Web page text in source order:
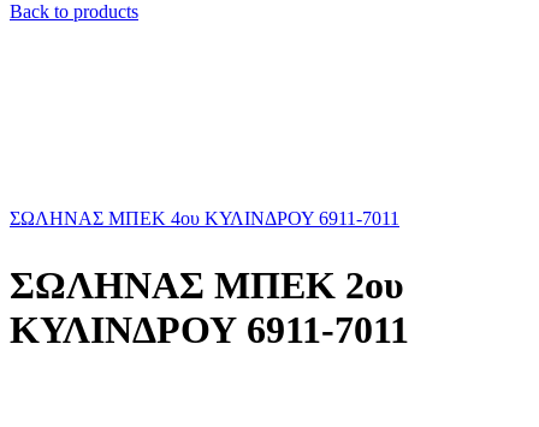
Back to products
ΣΩΛΗΝΑΣ ΜΠΕΚ 4ου ΚΥΛΙΝΔΡΟΥ 6911-7011
ΣΩΛΗΝΑΣ ΜΠΕΚ 2ου
ΚΥΛΙΝΔΡΟΥ 6911-7011